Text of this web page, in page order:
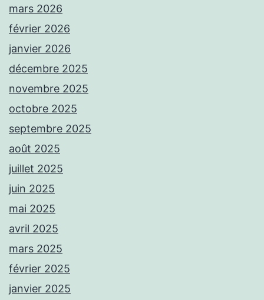
mars 2026
février 2026
janvier 2026
décembre 2025
novembre 2025
octobre 2025
septembre 2025
août 2025
juillet 2025
juin 2025
mai 2025
avril 2025
mars 2025
février 2025
janvier 2025